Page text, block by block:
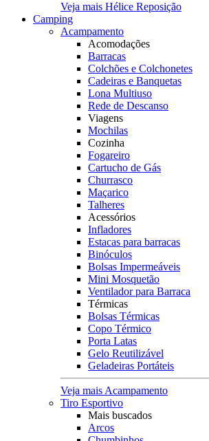
Veja mais Hélice Reposição
Camping
Acampamento
Acomodações
Barracas
Colchões e Colchonetes
Cadeiras e Banquetas
Lona Multiuso
Rede de Descanso
Viagens
Mochilas
Cozinha
Fogareiro
Cartucho de Gás
Churrasco
Maçarico
Talheres
Acessórios
Infladores
Estacas para barracas
Binóculos
Bolsas Impermeáveis
Mini Mosquetão
Ventilador para Barraca
Térmicas
Bolsas Térmicas
Copo Térmico
Porta Latas
Gelo Reutilizável
Geladeiras Portáteis
Veja mais Acampamento
Tiro Esportivo
Mais buscados
Arcos